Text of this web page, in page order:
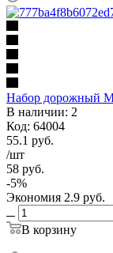
Набор дорожный
В наличии: 2
Код: 64004
55.1 руб.
/шт
58 руб.
-5%
Экономия 2.9 руб.
В корзину